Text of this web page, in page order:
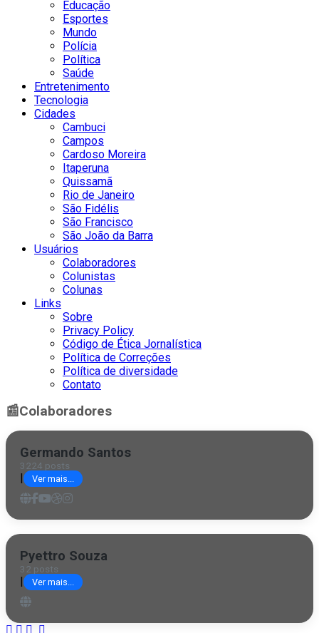
Educação
Esportes
Mundo
Polícia
Política
Saúde
Entretenimento
Tecnologia
Cidades
Cambuci
Campos
Cardoso Moreira
Itaperuna
Quissamã
Rio de Janeiro
São Fidélis
São Francisco
São João da Barra
Usuários
Colaboradores
Colunistas
Colunas
Links
Sobre
Privacy Policy
Código de Ética Jornalística
Política de Correções
Política de diversidade
Contato
📰Colaboradores
Germando Santos
3224 posts
| Ver mais...
Pyettro Souza
32 posts
| Ver mais...